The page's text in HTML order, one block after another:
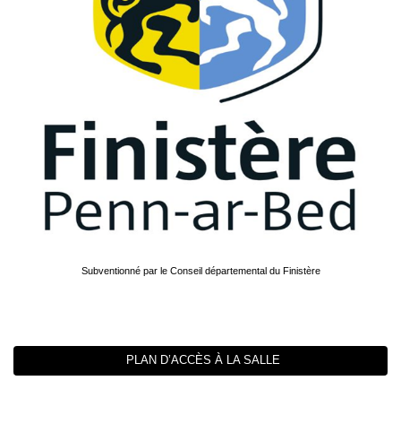
Subventionné par le Conseil départemental du Finistère
PLAN D’ACCÈS À LA SALLE